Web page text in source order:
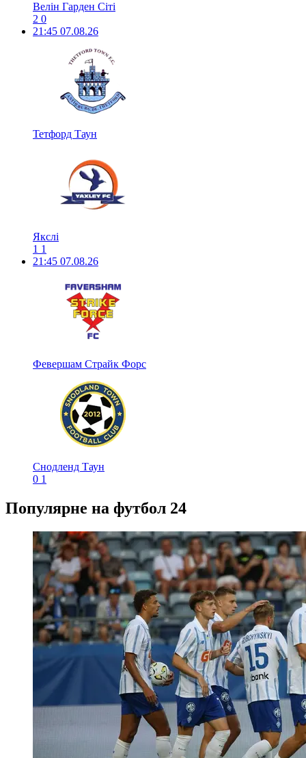
Велін Гарден Сіті
2 0
21:45 07.08.26
Тетфорд Таун
Якслі
1 1
21:45 07.08.26
Февершам Страйк Форс
Снодленд Таун
0 1
Популярне на футбол 24